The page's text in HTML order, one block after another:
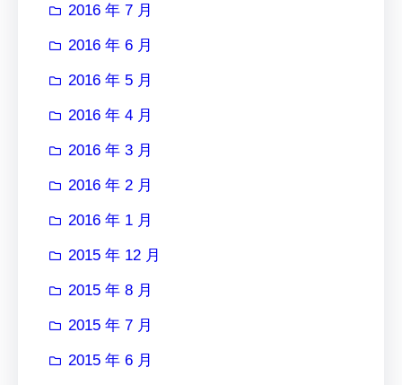
2016 年 7 月
2016 年 6 月
2016 年 5 月
2016 年 4 月
2016 年 3 月
2016 年 2 月
2016 年 1 月
2015 年 12 月
2015 年 8 月
2015 年 7 月
2015 年 6 月